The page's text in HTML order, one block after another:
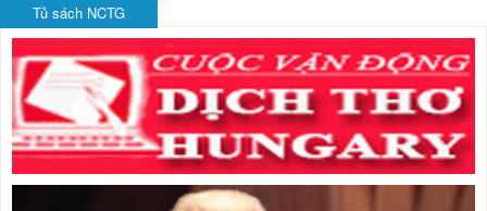
Tủ sách NCTG